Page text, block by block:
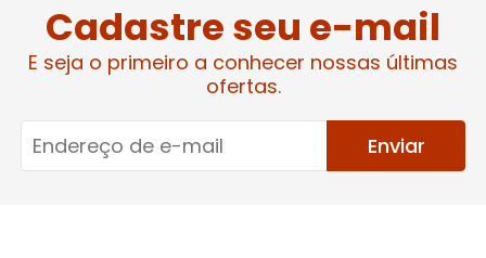
Cadastre seu e-mail
E seja o primeiro a conhecer nossas últimas
ofertas.
Enviar